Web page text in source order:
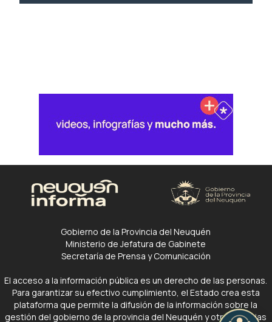
Gobierno de la Provincia del Neuquén
Ministerio de Jefatura de Gabinete
Secretaría de Prensa y Comunicación
El acceso a la información pública es un derecho de las personas.
Para garantizar su efectivo cumplimiento, el Estado crea esta
plataforma que permite la difusión de la información sobre la
gestión del gobierno de la provincia del Neuquén y otras noticias